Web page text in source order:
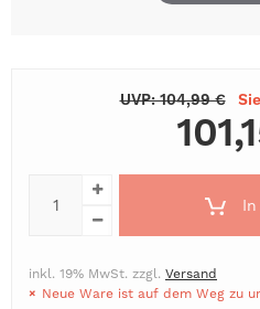
UVP: 104,99 €
inkl. 19% MwSt. zzgl. Versand
Neue Ware ist auf dem Weg zu